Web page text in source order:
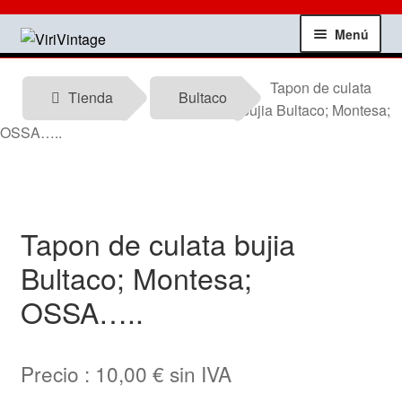
Ir
a
navegación
Ir
al
Menú
Tienda
Mi Cuenta
Noticias
Testimonios
Ofertas
Tienda Bultaco
Tapon de culata
bujia Bultaco; Montesa;
OSSA…..
Tapon de culata bujia
Bultaco; Montesa;
OSSA…..
Precio : 10,00 € sin IVA